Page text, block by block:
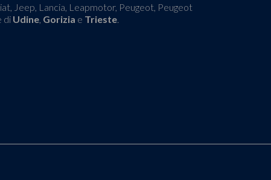
Jeep, Lancia, Leapmotor, Peugeot, Peugeot
di Udine Gorizia e Trieste